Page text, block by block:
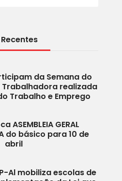
Recentes
da Semana do
realizada
Trabalho e Emprego
ASEMBLEIA GERAL
do básico para 10 de
abril
Al mobiliza escolas de